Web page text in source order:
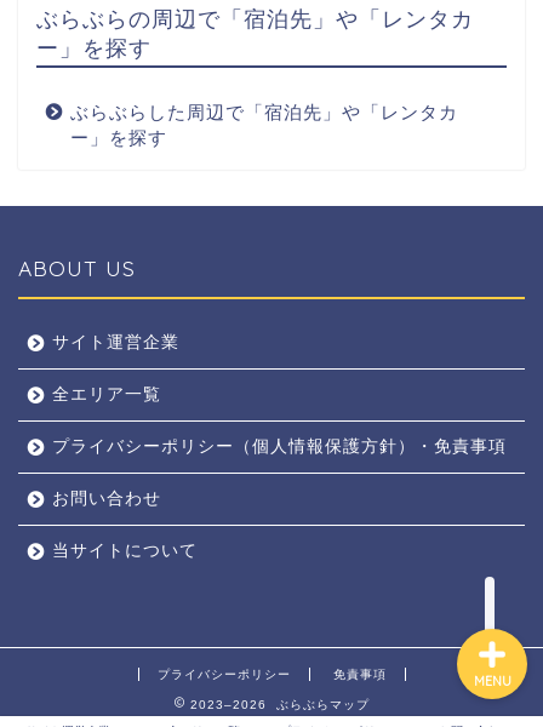
ぶらぶらの周辺で「宿泊先」や「レンタカ
ー」を探す
ぶらぶらした周辺で「宿泊先」や「レンタカ
ー」を探す
ABOUT US
サイト運営企業
全エリア一覧
プライバシーポリシー（個人情報保護方針）・免責事項
お問い合わせ
当サイトについて
プライバシーポリシー 免責事項
2023–2026 ぶらぶらマップ
MENU
奈良